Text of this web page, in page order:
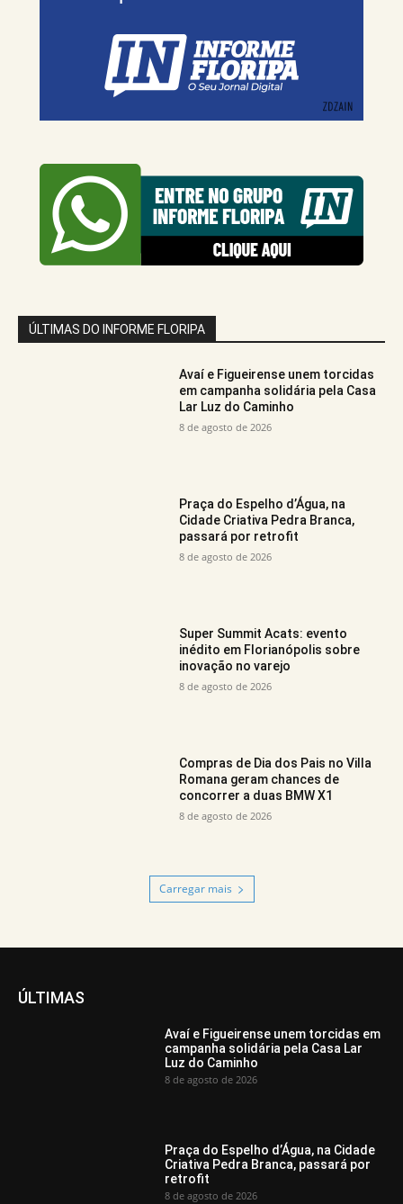
ÚLTIMAS DO INFORME FLORIPA
Avaí e Figueirense unem torcidas
em campanha solidária pela Casa
Lar Luz do Caminho
8 de agosto de 2026
Praça do Espelho d’Água, na
Cidade Criativa Pedra Branca,
passará por retrofit
8 de agosto de 2026
Super Summit Acats: evento
inédito em Florianópolis sobre
inovação no varejo
8 de agosto de 2026
Compras de Dia dos Pais no Villa
Romana geram chances de
concorrer a duas BMW X1
8 de agosto de 2026
Carregar mais
ÚLTIMAS
Avaí e Figueirense unem torcidas em
campanha solidária pela Casa Lar
Luz do Caminho
8 de agosto de 2026
Praça do Espelho d’Água, na Cidade
Criativa Pedra Branca, passará por
retrofit
8 de agosto de 2026